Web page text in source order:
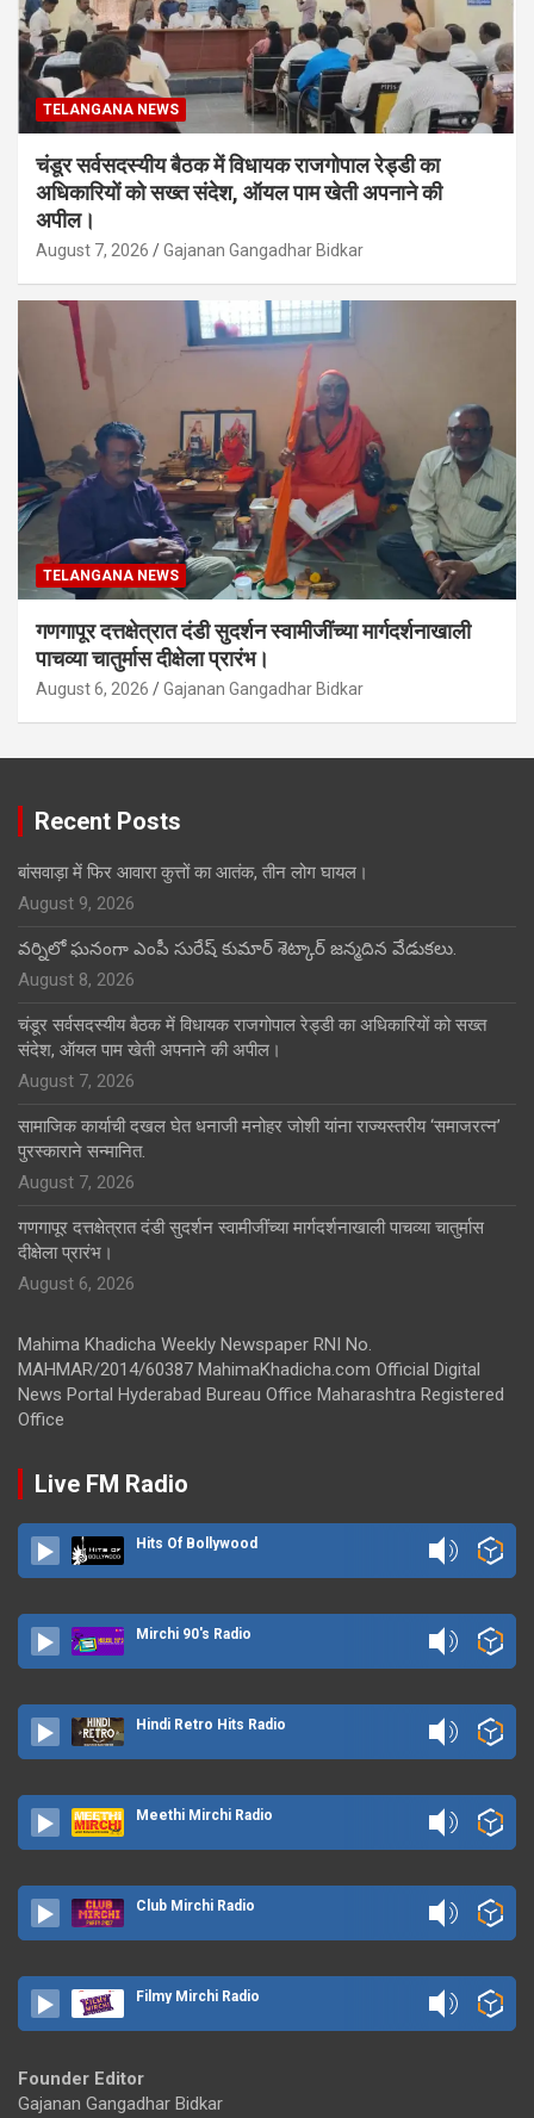
TELANGANA NEWS
चंडूर सर्वसदस्यीय बैठक में विधायक राजगोपाल रेड्डी का
अधिकारियों को सख्त संदेश, ऑयल पाम खेती अपनाने की
अपील।
August 7, 2026 Gajanan Gangadhar Bidkar
TELANGANA NEWS
गणगापूर दत्तक्षेत्रात दंडी सुदर्शन स्वामीजींच्या मार्गदर्शनाखाली
पाचव्या चातुर्मास दीक्षेला प्रारंभ।
August 6, 2026 Gajanan Gangadhar Bidkar
Recent Posts
बांसवाड़ा में फिर आवारा कुत्तों का आतंक, तीन लोग घायल।
August 9, 2026
వర్నిలో ఘనంగా ఎంపీ సురేష్ కుమార్ శెట్కార్ జన్మదిన వేడుకలు.
August 8, 2026
चंडूर सर्वसदस्यीय बैठक में विधायक राजगोपाल रेड्डी का अधिकारियों को सख्त
संदेश, ऑयल पाम खेती अपनाने की अपील।
August 7, 2026
सामाजिक कार्याची दखल घेत धनाजी मनोहर जोशी यांना राज्यस्तरीय ‘समाजरत्न’
पुरस्काराने सन्मानित.
August 7, 2026
गणगापूर दत्तक्षेत्रात दंडी सुदर्शन स्वामीजींच्या मार्गदर्शनाखाली पाचव्या चातुर्मास
दीक्षेला प्रारंभ।
August 6, 2026
Mahima Khadicha Weekly Newspaper RNI No.
MAHMAR/2014/60387 MahimaKhadicha.com Official Digital
News Portal Hyderabad Bureau Office Maharashtra Registered
Office
Live FM Radio
Hits Of Bollywood
Mirchi 90's Radio
Hindi Retro Hits Radio
Meethi Mirchi Radio
Club Mirchi Radio
Filmy Mirchi Radio
Founder Editor
Gajanan Gangadhar Bidkar